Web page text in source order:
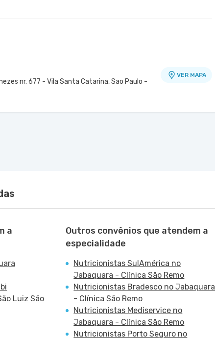
nr. 677 - Vila Santa Catarina, Sao Paulo -
VER MAPA
Sao Paulo - SP
VER MAPA
a
Luiz São
Outros convênios que atendem a
especialidade
Nutricionistas SulAmérica no
Jabaquara - Clínica São Remo
Nutricionistas Bradesco no Jabaquara
- Clínica São Remo
Nutricionistas Mediservice no
Jabaquara - Clínica São Remo
Nutricionistas Porto Seguro no